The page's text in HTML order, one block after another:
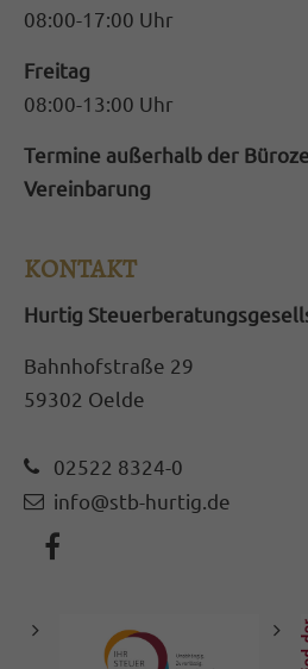
08:00-17:00 Uhr
Freitag
08:00-13:00 Uhr
Termine außerhalb der
Vereinbarung
KONTAKT
Hurtig
Bahnhofstraße 29
59302 Oelde
02522 8324-0
info@stb-hurtig.de